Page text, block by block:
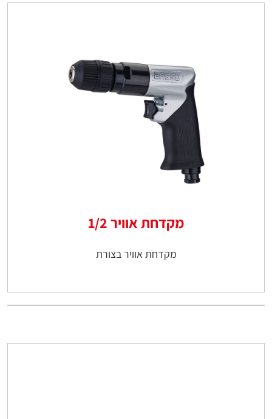
מקדחת אוויר 1/2
מקדחת אוויר בצורת